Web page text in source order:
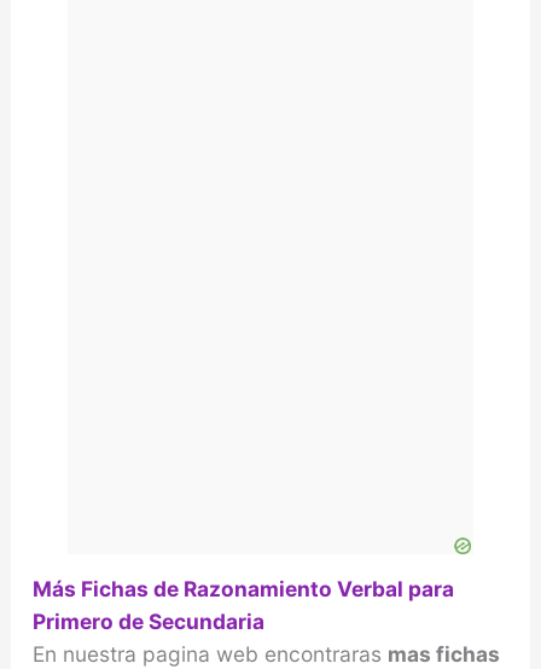
Más Fichas de Razonamiento Verbal para
Primero de Secundaria
En nuestra pagina web encontraras mas fichas